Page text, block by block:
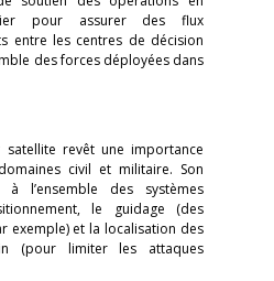
pour assurer des flux
entre les centres de décision
des forces déployées dans
revêt une importance
civil et militaire. Son
l’ensemble des systèmes
le guidage (des
exemple) et la localisation des
(pour limiter les attaques